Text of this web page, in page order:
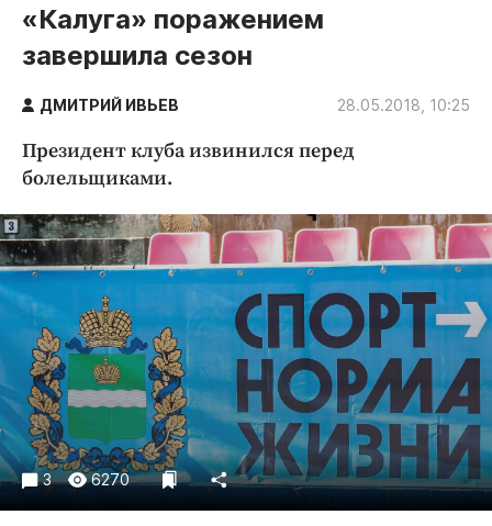
Новости компаний
Статьи
Народные новости
Авто и транспорт
Благоустройство
Культура
Недвижимость и ЖКХ
Образование
Общество
Погода
Праздники
Происшествия
Спорт
Экономика и бизнес
«Калуга» поражением
завершила сезон
ДМИТРИЙ ИВЬЕВ 28.05.2018, 10:25
Президент клуба извинился перед
болельщиками.
3 6270